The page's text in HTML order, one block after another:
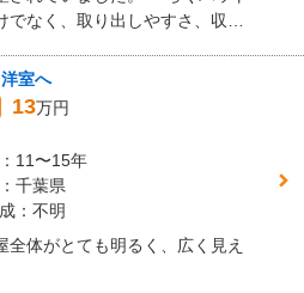
なく、取り出しやすさ、収納
ーツシンクのトープベージュ
チンになりました。
室へ
13万円
11〜15年
千葉県
：不明
体がとても明るく、広く見え